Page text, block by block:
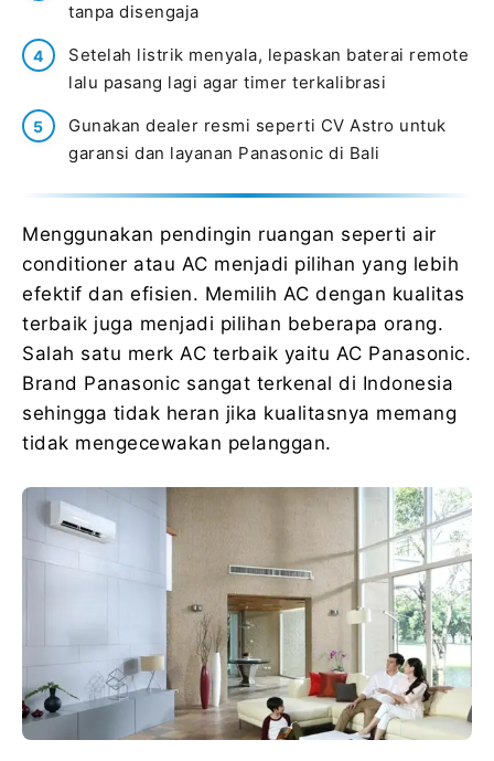
tanpa disengaja
Setelah listrik menyala, lepaskan baterai remote
lalu pasang lagi agar timer terkalibrasi
Gunakan dealer resmi seperti CV Astro untuk
garansi dan layanan Panasonic di Bali
Menggunakan pendingin ruangan seperti air
conditioner atau AC menjadi pilihan yang lebih
efektif dan efisien. Memilih AC dengan kualitas
terbaik juga menjadi pilihan beberapa orang.
Salah satu merk AC terbaik yaitu AC Panasonic.
Brand Panasonic sangat terkenal di Indonesia
sehingga tidak heran jika kualitasnya memang
tidak mengecewakan pelanggan.